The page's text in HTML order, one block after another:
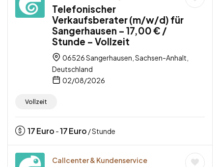
Telefonischer
Verkaufsberater (m/w/d) für
Sangerhausen – 17,00 € /
Stunde – Vollzeit
06526 Sangerhausen, Sachsen-Anhalt,
Deutschland
02/08/2026
Vollzeit
17Euro -17Euro / Stunde
Callcenter & Kundenservice